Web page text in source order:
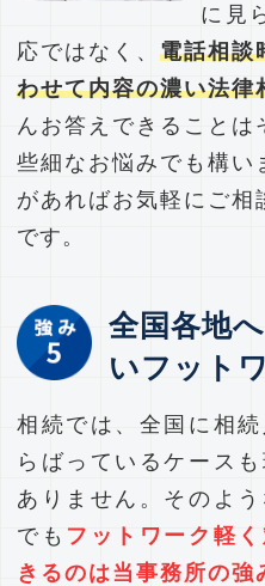
に見
応ではなく、電話相談
わせて内容の濃い法律
んお答えできることは
些細なお悩みでも構い
があればお気軽にご
です。
全国各地
いフット
相続では、全国に相続
らばっているケースも
ありません。そのよ
でも フットワーク軽
きるのは当事務所の強